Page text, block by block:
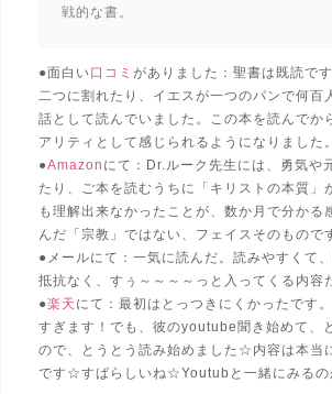
戦的な書。
●面白い口コミ がありました：聖書は既読で
二つに割れたり、イエスが一つのパンで何百
話として読んでいました。この本を読んでか
アリティとして感じられるようになりました。
●Amazon にて：Dr.ルーク先生には、勇気
たり、ご本を読むうちに「キリストの本質」
も理解出来なかったことが、数か月で分か
んだ「宗教」ではない、フェイスそのもので
●メールにて：一気に読んだ。読みやすくて
抵抗なく、すぅ～～～～っと入ってくる内容
●楽天 にて：最初はとっつきにくかったです
すぎます！でも、彼のyoutube聞き始めて、
ので、とうとう読み始めました☆内容は本当
です☆すばらしいね☆Youtubと一緒にみるの